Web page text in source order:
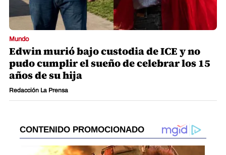
Mundo
Edwin murió bajo custodia de ICE y no
pudo cumplir el sueño de celebrar los 15
años de su hija
Redacción La Prensa